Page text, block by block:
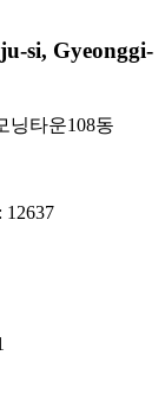
si, Gyeonggi-
닝타운108동
12637